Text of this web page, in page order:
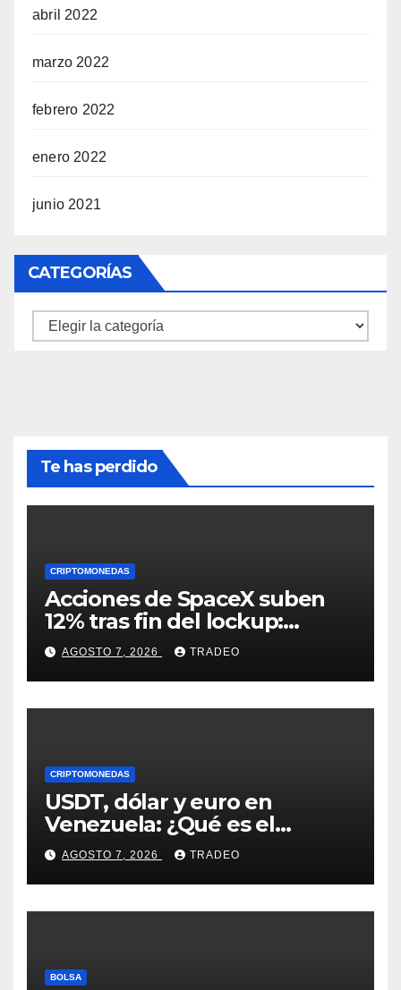
abril 2022
marzo 2022
febrero 2022
enero 2022
junio 2021
CATEGORÍAS
Categorías
Te has perdido
CRIPTOMONEDAS
Acciones de SpaceX suben
12% tras fin del lockup:
¿Hasta dónde podrían llegar
en agosto?
AGOSTO 7, 2026 TRADEO
CRIPTOMONEDAS
USDT, dólar y euro en
Venezuela: ¿Qué es el
fenómeno “Rockets and
Feathers”?
AGOSTO 7, 2026 TRADEO
BOLSA